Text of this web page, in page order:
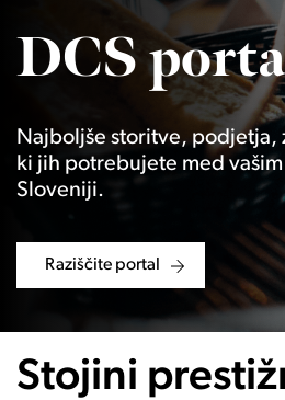
DCS
Najboljše storitve, podjetja,
ki jih potrebujete med
Sloveniji.
Raziščite portal
Stojini